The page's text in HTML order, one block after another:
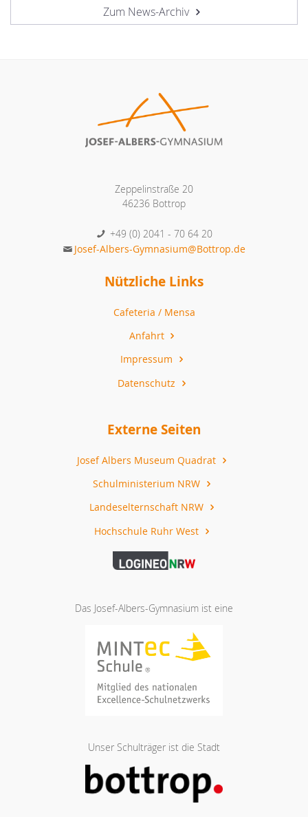
Zum News-Archiv
Zeppelinstraße 20
46236 Bottrop
+49 (0) 2041 - 70 64 20
Josef-Albers-Gymnasium@Bottrop.de
Nützliche Links
Cafeteria / Mensa
Anfahrt
Impressum
Datenschutz
Externe Seiten
Josef Albers Museum Quadrat
Schulministerium NRW
Landeselternschaft NRW
Hochschule Ruhr West
Das Josef-Albers-Gymnasium ist eine
Unser Schulträger ist die Stadt